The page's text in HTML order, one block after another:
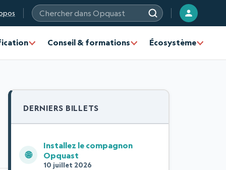
Chercher sur les sites Opquast
Conseil & formations Écosystème
DERNIERS BILLETS
🌐
Installez le compagnon
Opquast
10 juillet 2026